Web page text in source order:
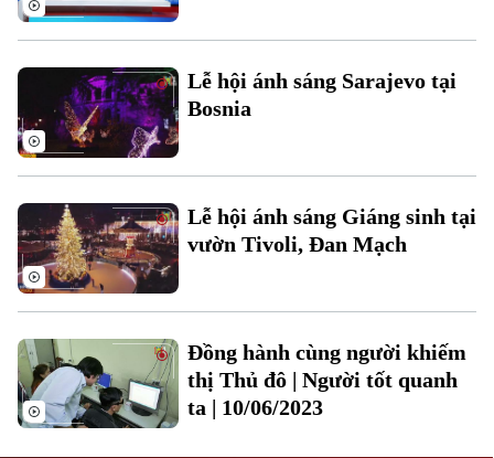
Liên hệ đường dây nóng (bấm để gọi)
Tòa soạn
0865.116.699 (hotline)
Tòa soạn
0865.116.699
Lễ hội ánh sáng Sarajevo tại
Bosnia
Lễ hội ánh sáng Giáng sinh tại
vườn Tivoli, Đan Mạch
Đồng hành cùng người khiếm
thị Thủ đô | Người tốt quanh
ta | 10/06/2023